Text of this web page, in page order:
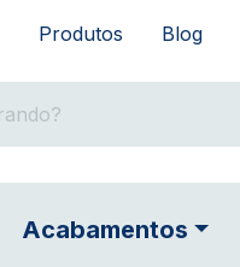
Produtos Blog
Acabamentos